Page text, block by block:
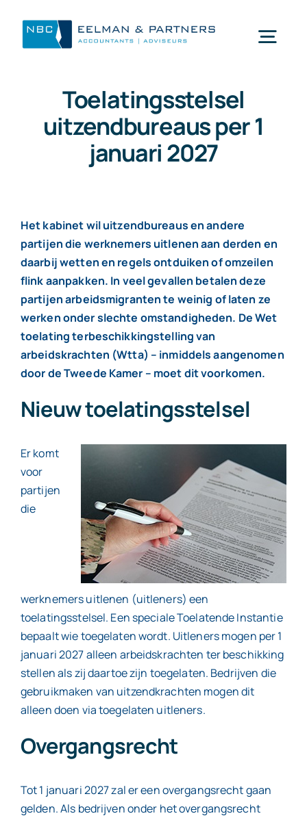
inhoud
Wat doen wij
Wie zijn wij
Nieuws
Werken bij
Contact
Toelatingsstelsel
uitzendbureaus per 1
januari 2027
Het kabinet wil uitzendbureaus en andere
partijen die werknemers uitlenen aan derden en
daarbij wetten en regels ontduiken of omzeilen
flink aanpakken. In veel gevallen betalen deze
partijen arbeidsmigranten te weinig of laten ze
werken onder slechte omstandigheden. De Wet
toelating terbeschikkingstelling van
arbeidskrachten (Wtta) – inmiddels aangenomen
door de Tweede Kamer – moet dit voorkomen.
Nieuw toelatingsstelsel
Er komt
voor
partijen
die
werknemers uitlenen (uitleners) een
toelatingsstelsel. Een speciale Toelatende Instantie
bepaalt wie toegelaten wordt. Uitleners mogen per 1
januari 2027 alleen arbeidskrachten ter beschikking
stellen als zij daartoe zijn toegelaten. Bedrijven die
gebruikmaken van uitzendkrachten mogen dit
alleen doen via toegelaten uitleners.
Overgangsrecht
Tot 1 januari 2027 zal er een overgangsrecht gaan
gelden. Als bedrijven onder het overgangsrecht